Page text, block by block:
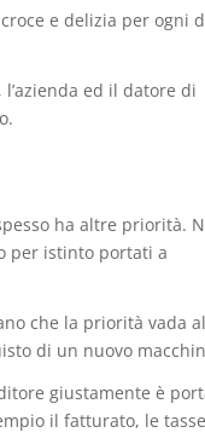
e delizia per ogni
ed il datore di
ha altre priorità.
per istinto portati a
che la priorità vada al
di un nuovo
giustamente è
il fatturato, le